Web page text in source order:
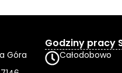
Góra
Godziny pracy
Całodobowo